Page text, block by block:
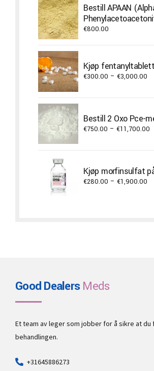
Bestill APAAN
€800.00
Kjøp
€300.00 – €3,000.00
Bestill 2 Oxo Pce-
€750.00 – €11,700.00
Kjøp morfinsulfat
€280.00 – €1,900.00
Good DealersMeds
Et team av leger som jobber for å sikre at du
behandlingen.
+31645886273